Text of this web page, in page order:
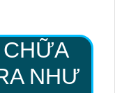
NHƯ